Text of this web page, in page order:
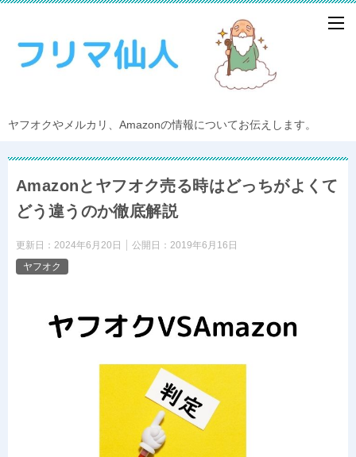
ヤフオクやメルカリ、Amazonの情報についてお伝えします。
Amazonとヤフオク売る時はどっちがよくて
どう違うのか徹底解説
更新日： 2024年6月20日 公開日： 2019年6月16日
ヤフオク